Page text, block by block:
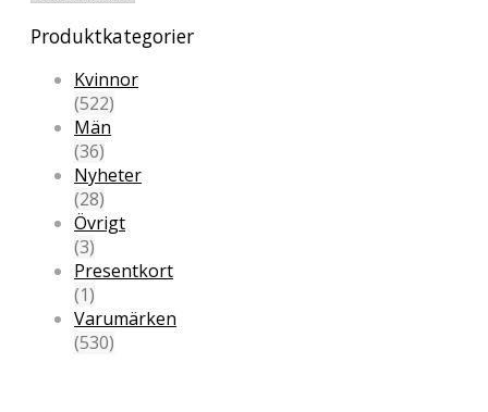
Produktkategorier
Kvinnor
(522)
Män
(36)
Nyheter
(28)
Övrigt
(3)
Presentkort
(1)
Varumärken
(530)